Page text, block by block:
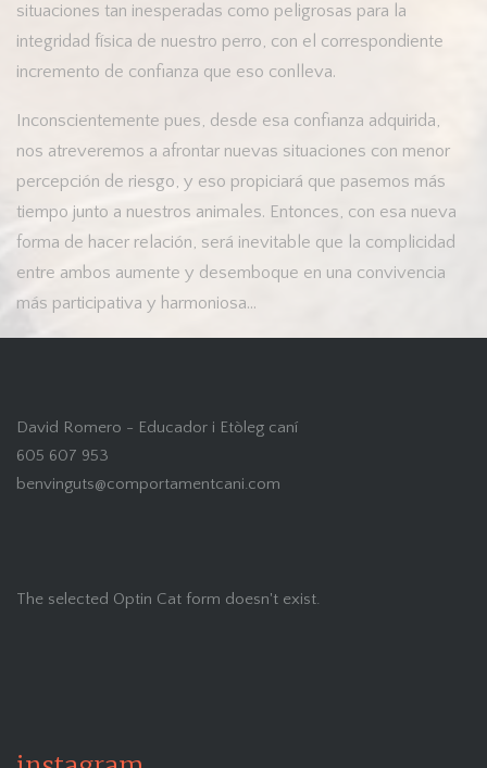
situaciones tan inesperadas como peligrosas para la
integridad física de nuestro perro, con el correspondiente
incremento de confianza que eso conlleva.
Inconscientemente pues, desde esa confianza adquirida,
nos atreveremos a afrontar nuevas situaciones con menor
percepción de riesgo, y eso propiciará que pasemos más
tiempo junto a nuestros animales. Entonces, con esa nueva
forma de hacer relación, será inevitable que la complicidad
entre ambos aumente y desemboque en una convivencia
más participativa y harmoniosa…
David Romero - Educador i Etòleg caní
605 607 953
benvinguts@comportamentcani.com
The selected Optin Cat form doesn't exist.